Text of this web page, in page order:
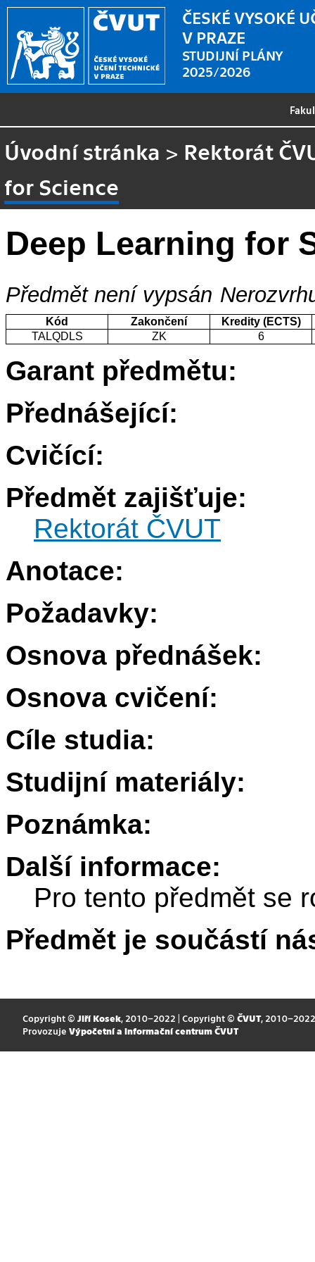
ČESKÉ VYSOKÉ
V PRAZE
STUDIJNÍ PLÁNY
2025/2026
Úvodní stránka > Rektorát
for Science
Deep Learning for
Předmět není vypsán
Kód Zakončení
Kredity (ECTS)
TALQDLS
ZK 6
Garant předmětu:
Přednášející:
Cvičící:
Předmět zajišťuje:
Rektorát ČVUT
Anotace:
Požadavky:
Osnova přednášek:
Osnova cvičení:
Cíle studia:
Studijní materiály:
Poznámka:
Další informace:
Pro tento předmět se
Předmět je součástí
Copyright © Jiří Kosek, 2010–2022 | Copyright © ČVUT, 2010–2022
Provozuje Výpočetní a informační centrum ČVUT